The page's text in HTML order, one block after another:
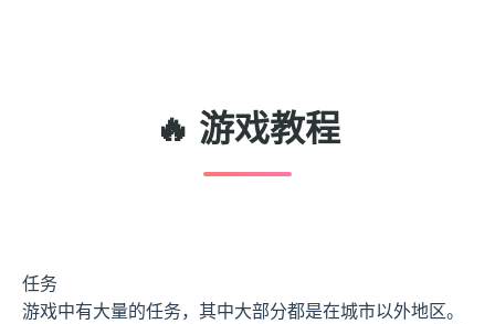
🔥 游戏教程
任务
游戏中有大量的任务，其中大部分都是在城市以外地区。